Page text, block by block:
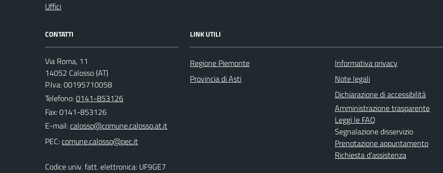
Uffici
CONTATTI
Via Roma, 11
14052 Calosso (AT)
P.Iva: 00195710058
Telefono:0141-853126
Fax: 0141-853126
E-mail:
PEC:
Codice univ. fatt. elettronica: UF9GE7
LINK UTILI
Regione Piemonte
Provincia di Asti
Informativa privacy
Note legali
Dichiarazione di accessibilità
Amministrazione trasparente
Leggi le FAQ
Segnalazione disservizio
Prenotazione appuntamento
Richiesta d'assistenza